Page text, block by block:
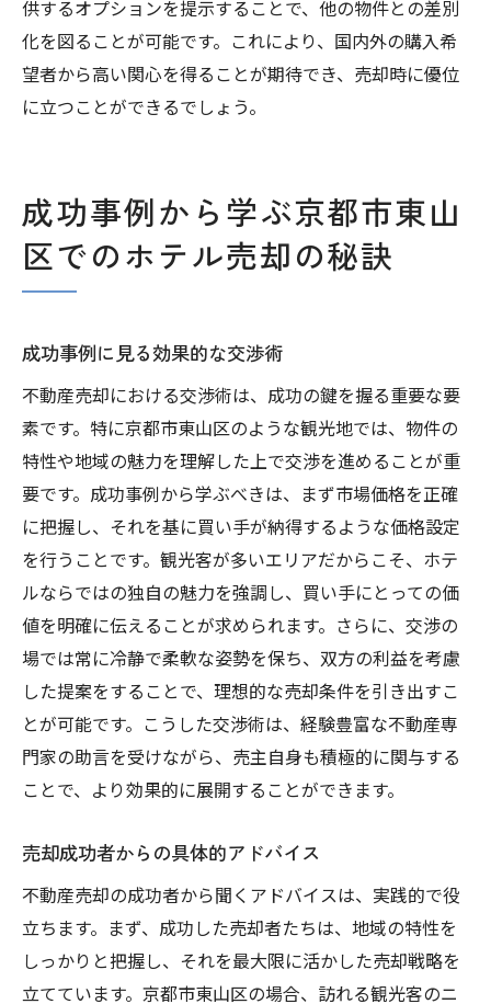
供するオプションを提示することで、他の物件との差別
化を図ることが可能です。これにより、国内外の購入希
望者から高い関心を得ることが期待でき、売却時に優位
に立つことができるでしょう。
成功事例から学ぶ京都市東山
区でのホテル売却の秘訣
成功事例に見る効果的な交渉術
不動産売却における交渉術は、成功の鍵を握る重要な要
素です。特に京都市東山区のような観光地では、物件の
特性や地域の魅力を理解した上で交渉を進めることが重
要です。成功事例から学ぶべきは、まず市場価格を正確
に把握し、それを基に買い手が納得するような価格設定
を行うことです。観光客が多いエリアだからこそ、ホテ
ルならではの独自の魅力を強調し、買い手にとっての価
値を明確に伝えることが求められます。さらに、交渉の
場では常に冷静で柔軟な姿勢を保ち、双方の利益を考慮
した提案をすることで、理想的な売却条件を引き出すこ
とが可能です。こうした交渉術は、経験豊富な不動産専
門家の助言を受けながら、売主自身も積極的に関与する
ことで、より効果的に展開することができます。
売却成功者からの具体的アドバイス
不動産売却の成功者から聞くアドバイスは、実践的で役
立ちます。まず、成功した売却者たちは、地域の特性を
しっかりと把握し、それを最大限に活かした売却戦略を
立てています。京都市東山区の場合、訪れる観光客のニ